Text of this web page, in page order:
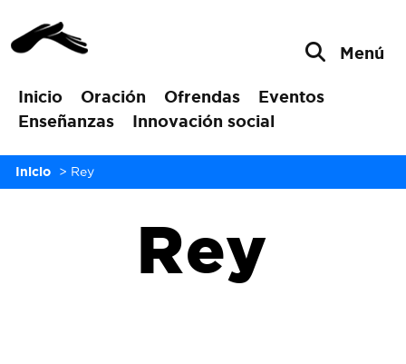
Inicio Oración Ofrendas
Eventos
Enseñanzas
Innovación social
Menú
Inicio > Rey
Rey